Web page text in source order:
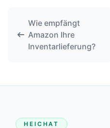
Wie empfängt
Amazon Ihre
Inventarlieferung?
HEICHAT